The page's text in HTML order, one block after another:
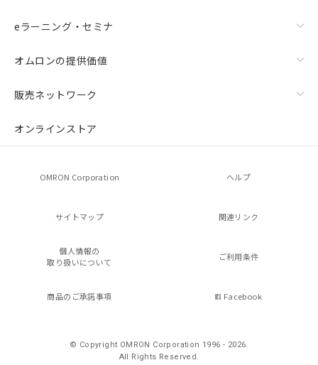
eラーニング・セミナ
オムロンの提供価値
販売ネットワーク
オンラインストア
OMRON Corporation ヘルプ
サイトマップ 関連リンク
個人情報の
取り扱いについて
ご利用条件
商品のご承諾事項 Facebook
© Copyright OMRON Corporation 1996 - 2026.
All Rights Reserved.